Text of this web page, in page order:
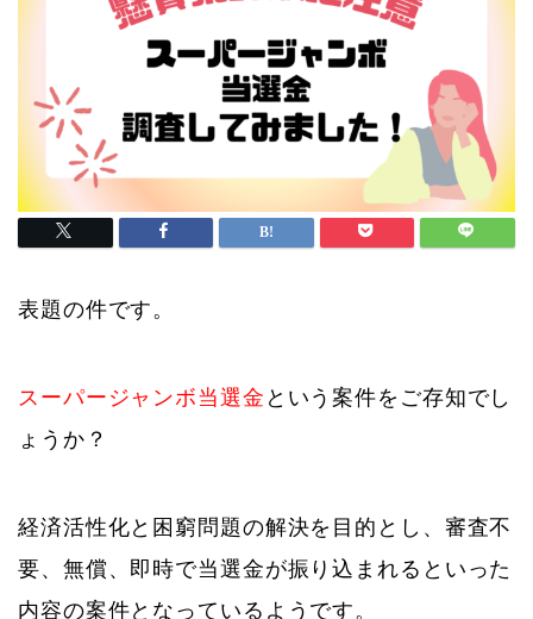
表題の件です。
スーパージャンボ当選金 という案件をご存知でし
ょうか？
経済活性化と困窮問題の解決を目的とし、審査不
要、無償、即時で当選金が振り込まれるといった
内容の案件となっているようです。